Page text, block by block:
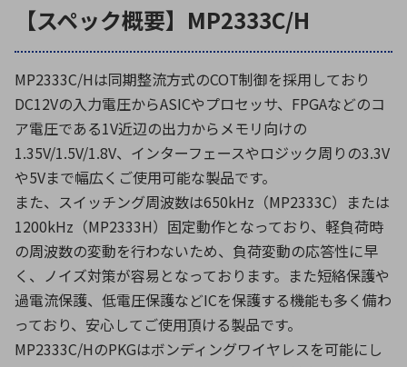
ブログ｜ここから始まる最新技術
照射
シミュレーター
環境構築・開発システム
半導体・電子部品小ロット
医療機器
Y
Z
検索
【スペック概要】MP2333C/H
MP2333C/Hは同期整流方式のCOT制御を採用しており
DC12Vの入力電圧からASICやプロセッサ、FPGAなどのコ
ア電圧である1V近辺の出力からメモリ向けの
1.35V/1.5V/1.8V、インターフェースやロジック周りの3.3V
や5Vまで幅広くご使用可能な製品です。
また、スイッチング周波数は650kHz（MP2333C）または
1200kHz（MP2333H）固定動作となっており、軽負荷時
の周波数の変動を行わないため、負荷変動の応答性に早
く、ノイズ対策が容易となっております。また短絡保護や
過電流保護、低電圧保護などICを保護する機能も多く備わ
っており、安心してご使用頂ける製品です。
MP2333C/HのPKGはボンディングワイヤレスを可能にし